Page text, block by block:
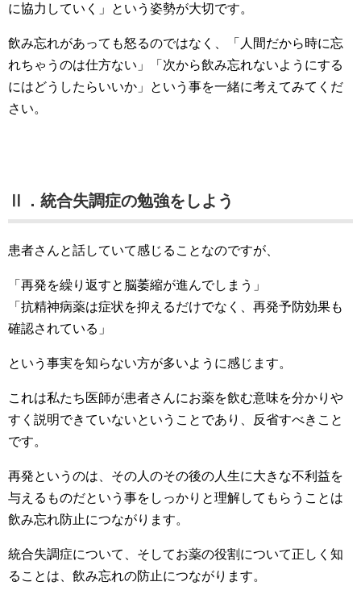
に協力していく」という姿勢が大切です。
飲み忘れがあっても怒るのではなく、「人間だから時に忘
れちゃうのは仕方ない」「次から飲み忘れないようにする
にはどうしたらいいか」という事を一緒に考えてみてくだ
さい。
Ⅱ．統合失調症の勉強をしよう
患者さんと話していて感じることなのですが、
「再発を繰り返すと脳萎縮が進んでしまう」
「抗精神病薬は症状を抑えるだけでなく、再発予防効果も
確認されている」
という事実を知らない方が多いように感じます。
これは私たち医師が患者さんにお薬を飲む意味を分かりや
すく説明できていないということであり、反省すべきこと
です。
再発というのは、その人のその後の人生に大きな不利益を
与えるものだという事をしっかりと理解してもらうことは
飲み忘れ防止につながります。
統合失調症について、そしてお薬の役割について正しく知
ることは、飲み忘れの防止につながります。